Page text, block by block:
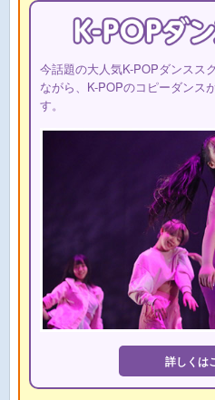
今話題の大人気K-POPダンスス
ながら、K-POPのコピーダンス
す。
詳しくは